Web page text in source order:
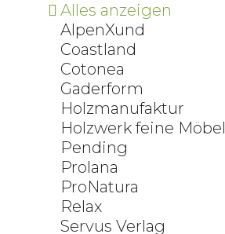
Alles anzeigen
AlpenXund
Coastland
Cotonea
Gaderform
Holzmanufaktur
Holzwerk feine Möbel
Pending
Prolana
ProNatura
Relax
Servus Verlag